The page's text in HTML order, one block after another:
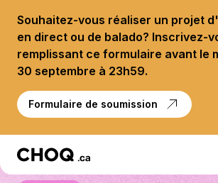
Souhaitez-vous réaliser un projet
en direct ou de balado? Inscrivez-
remplissant ce formulaire avant le
30 septembre à 23h59.
Formulaire de soumission